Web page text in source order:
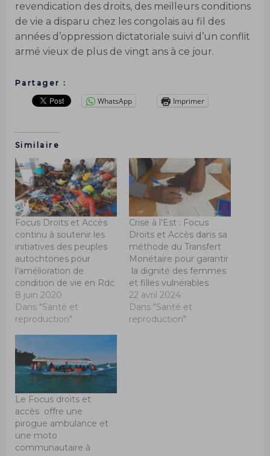
revendication des droits, des meilleurs conditions
de vie a disparu chez les congolais au fil des
années d’oppression dictatoriale suivi d’un conflit
armé vieux de plus de vingt ans à ce jour.
Partager :
WhatsApp Imprimer
Similaire
Focus Droits et Accès
continu à soutenir les
initiatives des peuples
autochtones pour
l’amélioration de
condition de vie en Rdc
8 juin 2020
Dans "Santé et
reproduction"
Crise à l’Est : Focus
Droits et Accès dans sa
méthode du Transfert
Monétaire pour garantir
la dignité des femmes
et filles vulnérables
22 avril 2024
Dans "Santé et
reproduction"
Le Focus droits et
accès offre une
pirogue ambulance et
une moto
communautaire à